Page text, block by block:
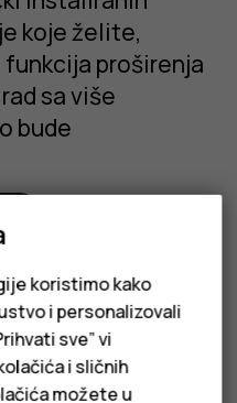
koje želite,
proširenja
sa više
bude
koristimo kako
i personalizovali
sve” vi
i sličnih
možete u